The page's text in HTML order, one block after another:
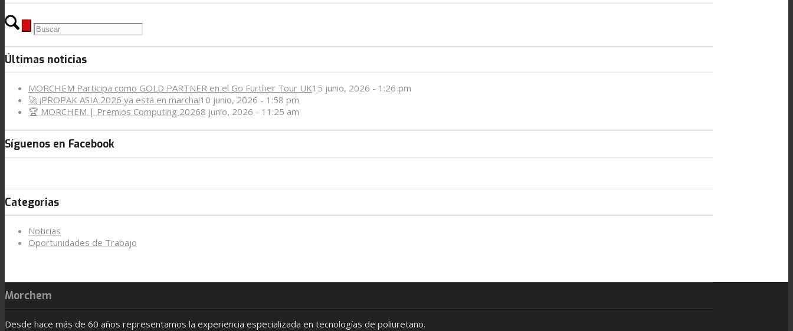
Últimas noticias
MORCHEM Participa como GOLD PARTNER en el Go Further Tour UK15 junio, 2026 - 1:26 pm
🚀 ¡PROPAK ASIA 2026 ya está en marcha!10 junio, 2026 - 1:58 pm
🏆 MORCHEM | Premios Computing 20268 junio, 2026 - 11:25 am
Síguenos en Facebook
Categorias
Noticias
Oportunidades de Trabajo
Morchem
Desde hace más de 60 años representamos la experiencia especializada en tecnologías de poliuretano.